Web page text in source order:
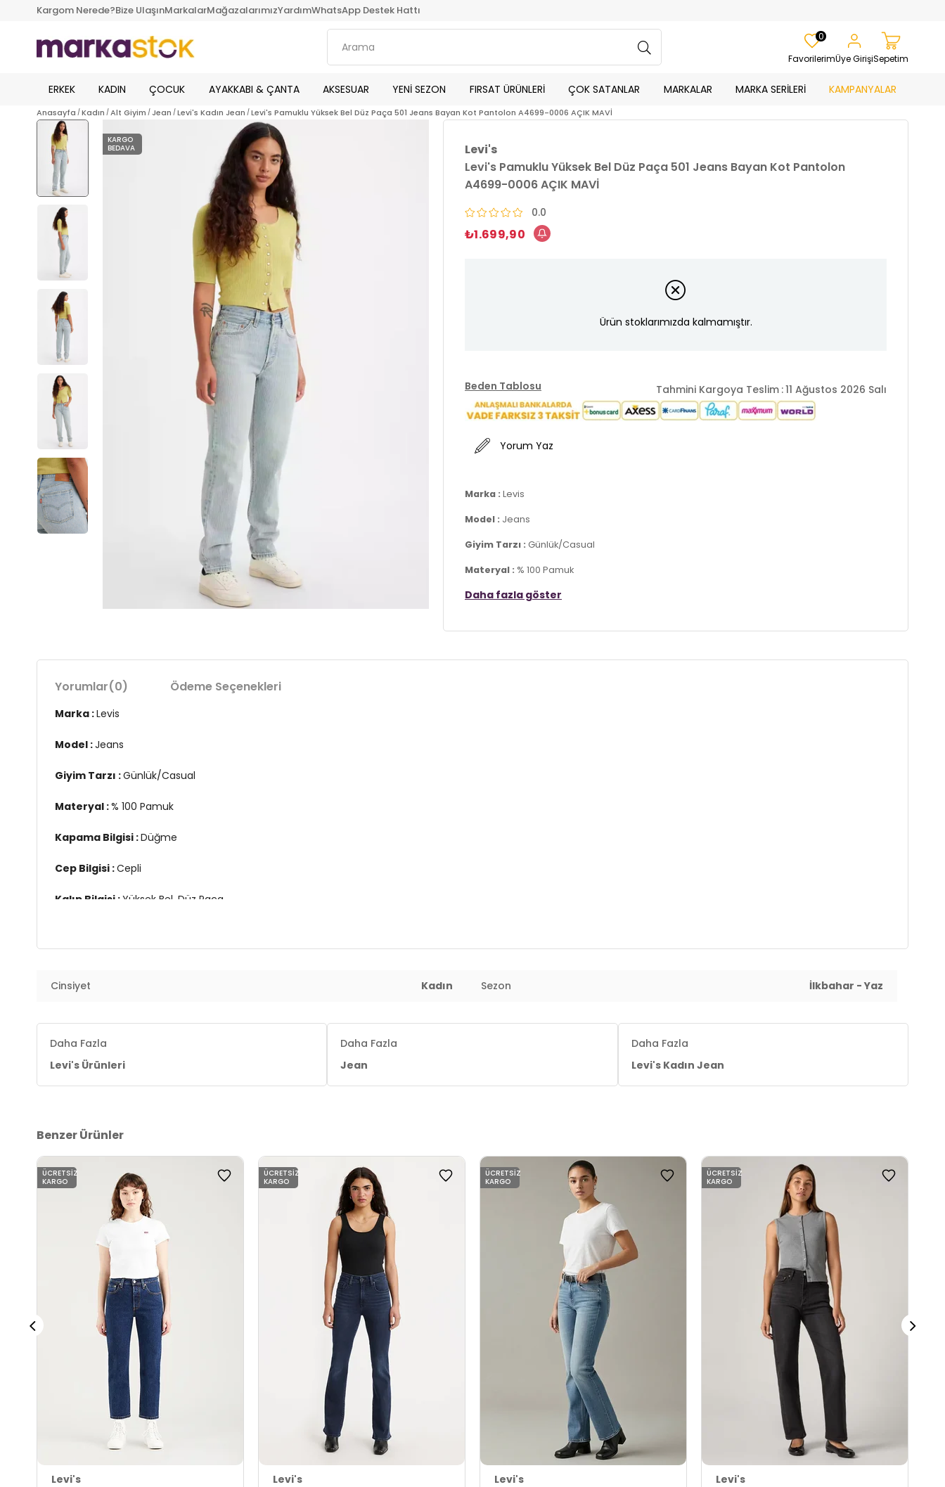
Kargom Nerede?Bize UlaşınMarkalarMağazalarımızYardımWhatsApp Destek Hattı
Favorilerim
0
Üye GirişiSepetim
ERKEK KADIN ÇOCUK AYAKKABI & ÇANTA AKSESUAR YENİ SEZON FIRSAT ÜRÜNLERİ ÇOK SATANLAR MARKALAR MARKA SERİLERİ KAMPANYALAR
Anasayfa Kadın Alt Giyim Jean Levi's Kadın Jean Levi's Pamuklu Yüksek Bel Düz Paça 501 Jeans Bayan Kot Pantolon A4699-0006 AÇIK MAVİ
KARGO
BEDAVA
Levi's
Levi's Pamuklu Yüksek Bel Düz Paça 501 Jeans Bayan Kot Pantolon
A4699-0006 AÇIK MAVİ
0.0
₺1.699,90
Ürün stoklarımızda kalmamıştır.
Beden Tablosu Tahmini Kargoya Teslim :11 Ağustos 2026 Salı
Yorum Yaz
Marka : Levis
Model : Jeans
Giyim Tarzı : Günlük/Casual
Materyal : % 100 Pamuk
Kapama Bilgisi :Düğme
2DEA46990006.67
Daha fazla göster
Yorumlar(0) Ödeme Seçenekleri
Marka :Levis
Model :Jeans
Giyim Tarzı :Günlük/Casual
Materyal :% 100 Pamuk
Kapama Bilgisi :Düğme
Cep Bilgisi :Cepli
Kalıp Bilgisi :Yüksek Bel, Düz Paça
Cinsiyet Kadın Sezon İlkbahar - Yaz
Daha Fazla
Levi's Ürünleri
Daha Fazla
Jean
Daha Fazla
Levi's Kadın Jean
Benzer Ürünler
Levi's
ÜCRETSIZ
KARGO
Levi's
ÜCRETSIZ
KARGO
Levi's
ÜCRETSIZ
KARGO
Levi's
ÜCRETSIZ
KARGO